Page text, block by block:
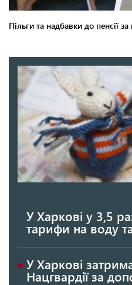
У Харкові у 3,5
тарифи на воду
У Харкові
Нацгвардії за